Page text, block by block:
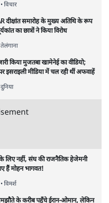
• विचार
दीक्षांत समारोह के मुख्य अतिथि के रूप
का छात्रों ने किया विरोध
तेलंगाना
किया मुजतबा खामेनेई का वीडियो;
इसराइली मीडिया में चल रही थीं अफवाहें
दुनिया
लिए नहीं, संघ की राजनैतिक हेजेमनी
हैं मोहन भागवत!
• विमर्श
के करीब पहुँचे ईरान-ओमान, लेकिन